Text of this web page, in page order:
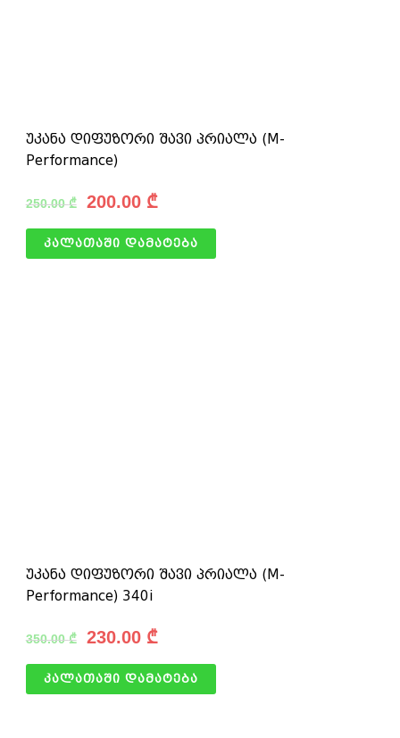
უკანა დიფუზორი შავი პრიალა (M-
Performance)
250.00₾ 200.00 ₾
კალათაში დამატება
უკანა დიფუზორი შავი პრიალა (M-
Performance) 340i
350.00₾ 230.00 ₾
კალათაში დამატება